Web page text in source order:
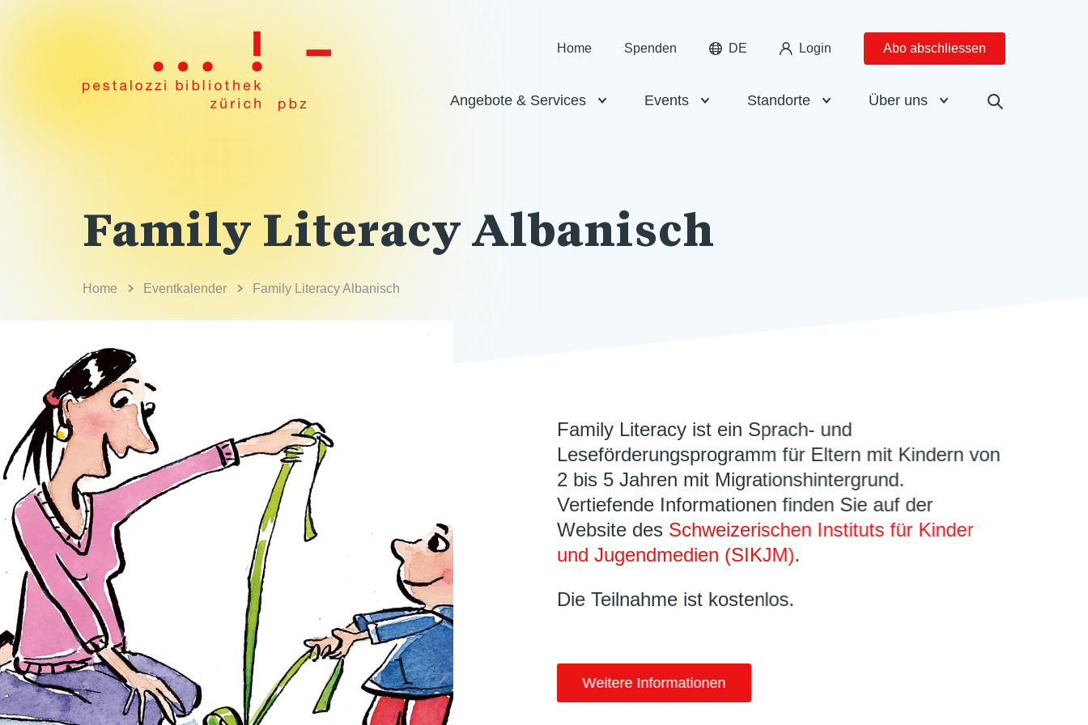
Home Spenden DE Login Abo abschliessen
Angebote & Services Events Standorte Über uns
Family Literacy Albanisch
Home Eventkalender Family Literacy Albanisch
Family Literacy ist ein Sprach- und
Leseförderungsprogramm für Eltern mit Kindern von
2 bis 5 Jahren mit Migrationshintergrund.
Vertiefende Informationen finden Sie auf der
Website des Schweizerischen Instituts für Kinder
und Jugendmedien (SIKJM).
Die Teilnahme ist kostenlos.
Weitere Informationen